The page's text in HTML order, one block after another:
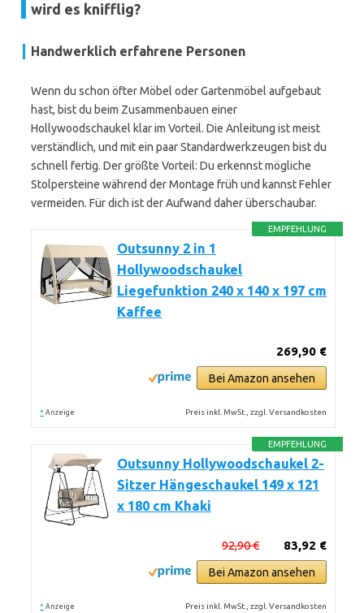
wird es knifflig?
Handwerklich erfahrene Personen
Wenn du schon öfter Möbel oder Gartenmöbel aufgebaut
hast, bist du beim Zusammenbauen einer
Hollywoodschaukel klar im Vorteil. Die Anleitung ist meist
verständlich, und mit ein paar Standardwerkzeugen bist du
schnell fertig. Der größte Vorteil: Du erkennst mögliche
Stolpersteine während der Montage früh und kannst Fehler
vermeiden. Für dich ist der Aufwand daher überschaubar.
EMPFEHLUNG
Outsunny 2 in 1
Hollywoodschaukel
Liegefunktion 240 x 140 x 197 cm
Kaffee
269,90 €
Bei Amazon ansehen
* Anzeige Preis inkl. MwSt., zzgl. Versandkosten
EMPFEHLUNG
Outsunny Hollywoodschaukel 2-
Sitzer Hängeschaukel 149 x 121
x 180 cm Khaki
83,92 €
92,90 €
Bei Amazon ansehen
* Anzeige Preis inkl. MwSt., zzgl. Versandkosten